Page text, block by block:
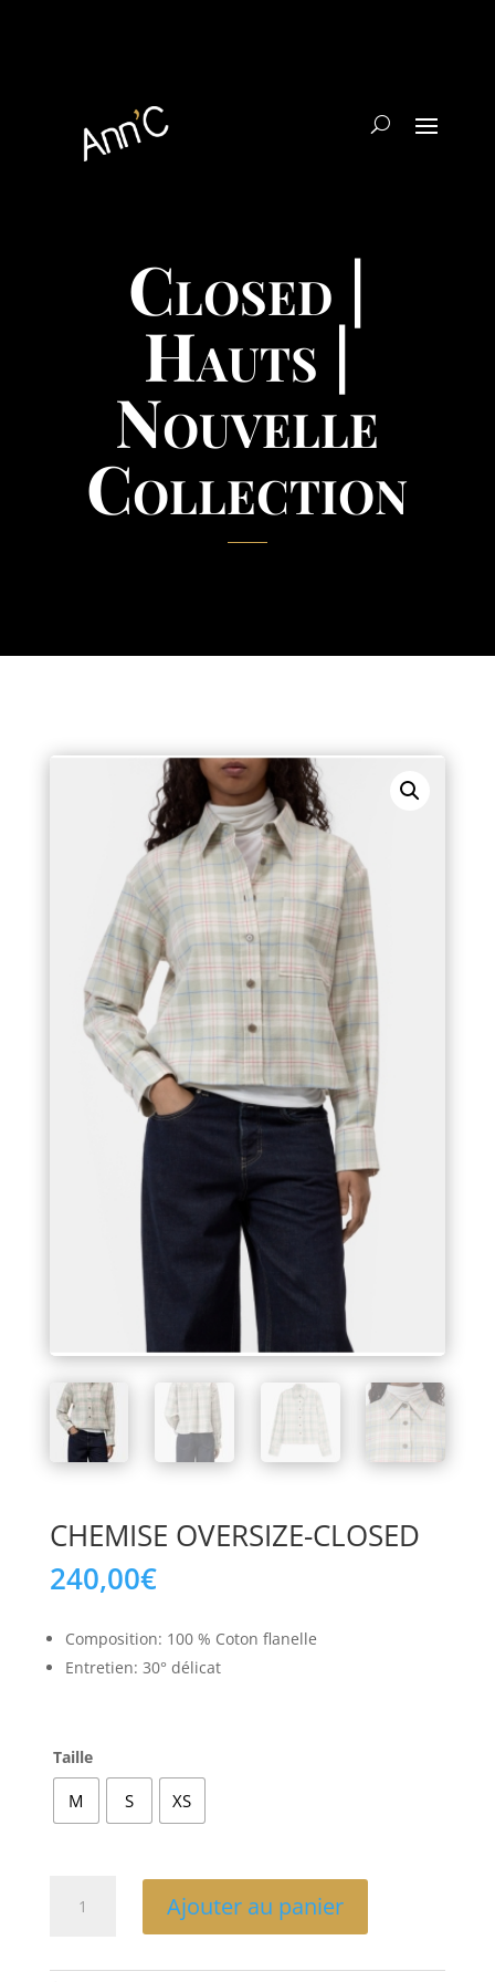
Closed |
Hauts |
Nouvelle
Collection
CHEMISE OVERSIZE-CLOSED
240,00€
Composition: 100 % Coton flanelle
Entretien: 30° délicat
Taille
M S XS
Ajouter au panier